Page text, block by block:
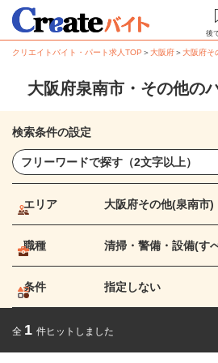
後
クリエイトバイト・パート求人TOP ＞大阪府＞大阪府そ
大阪府泉南市・その他の
検索条件の設定
エリア 大阪府その他(泉南市)
職種 清掃・警備・設備(す
条件 指定しない
全 1 件ヒットしました